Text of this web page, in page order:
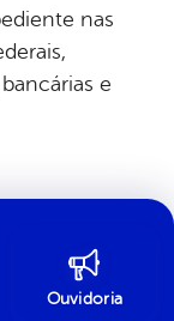
nas
e
2024 00h28
Ouvidoria